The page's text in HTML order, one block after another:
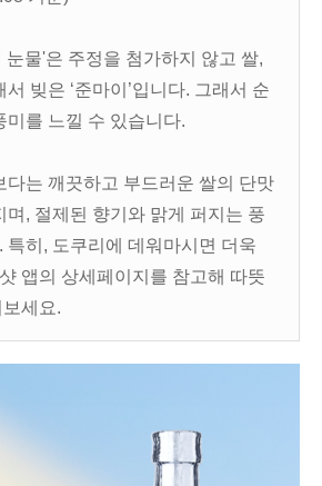
눈물'은 주정을 첨가하지 않고 쌀,
빚은 ‘준마이’입니다. 그래서 순
미를 느낄 수 있습니다.
다는 깨끗하고 부드러운 쌀의 단맛
며, 절제된 향기와 맑게 퍼지는 풍
특히, 도쿠리에 데워마시면 더욱
앱의 상세페이지를 참고해 따뜻
세요.